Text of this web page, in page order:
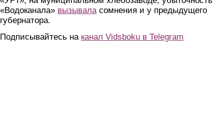
«Водоканала» вызываласомнения и у предыдущего
губернатора.
Подписывайтесь на канал Vidsboku в Telegram